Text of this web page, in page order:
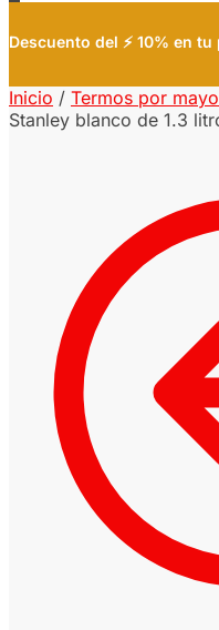
Descuento del ⚡ 10% en
Inicio / Termos por
Stanley blanco de 1.3